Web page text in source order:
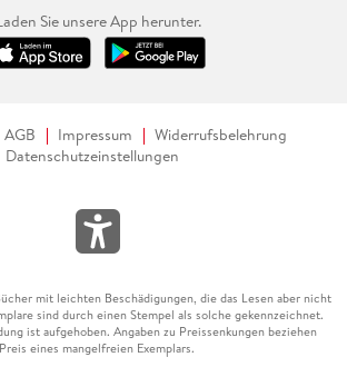
Sie unsere App herunter.
AGB Impressum
Widerrufsbelehrung
Datenschutzeinstellungen
mit leichten Beschädigungen, die das Lesen aber nicht
sind durch einen Stempel als solche gekennzeichnet.
ist aufgehoben. Angaben zu Preissenkungen beziehen
eines mangelfreien Exemplars.